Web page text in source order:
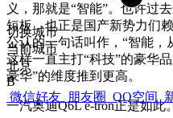
义，那就是“智能”。也许过
短板，也正是国产新势力们
公认的一句话叫作，“智能，
这样一直主打“科技”的豪华
豪华”的维度推到更高。
一汽奥迪Q6L e-tron正是如此
切换城市
当前城市
北京
B
微信好友 朋友圈 QQ空间